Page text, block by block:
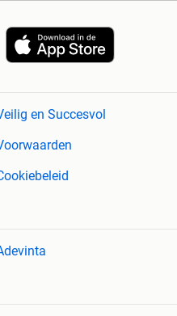
en Succesvol